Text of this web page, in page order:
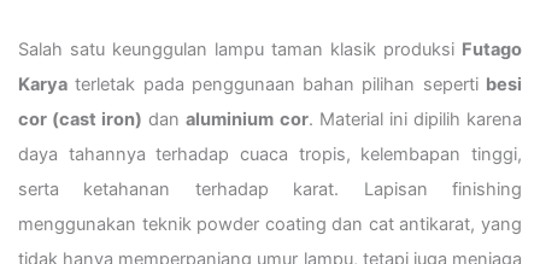
Salah satu keunggulan lampu taman klasik produksi Futago
Karya terletak pada penggunaan bahan pilihan seperti besi
cor (cast iron) danaluminium cor. Material ini dipilih karena
daya tahannya terhadap cuaca tropis, kelembapan tinggi,
serta ketahanan terhadap karat. Lapisan finishing
menggunakan teknik powder coating dan cat antikarat, yang
tidak hanya memperpanjang umur lampu, tetapi juga menjaga